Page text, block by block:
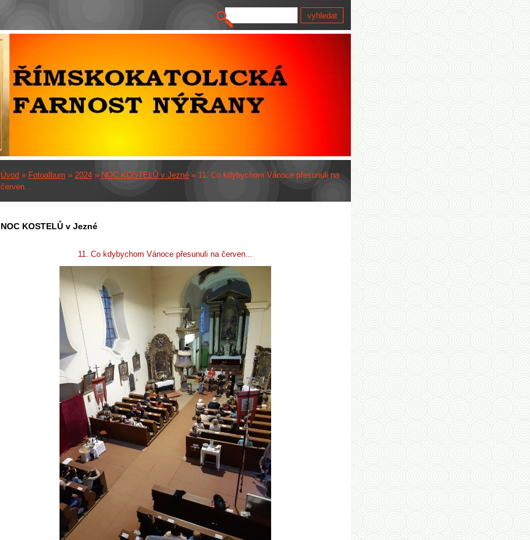
Úvod » Fotoalbum » 2024 » NOC KOSTELŮ v Jezné » 11. Co kdybychom Vánoce přesunuli na
červen...
NOC KOSTELŮ v Jezné
11. Co kdybychom Vánoce přesunuli na červen...